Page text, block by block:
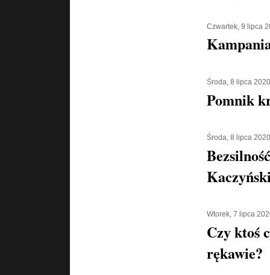
Czwartek, 9 lipca
Środa, 8 lipca 2020
Pomnik
Środa, 8 lipca 2020
Wtorek, 7 lipca
Czy ktoś
rękawie?